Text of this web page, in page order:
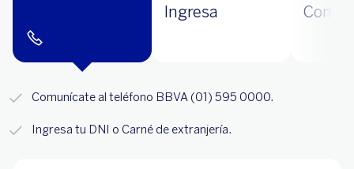
Ingresa
Comunícate al teléfono BBVA (01) 595 0000.
Ingresa tu DNI o Carné de extranjería.